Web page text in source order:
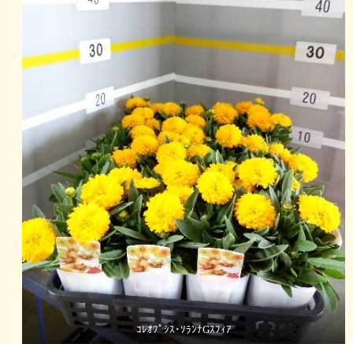
ｺﾚｵﾌﾟｼｽ･ｿﾗﾝﾅGｽﾌｨｱ